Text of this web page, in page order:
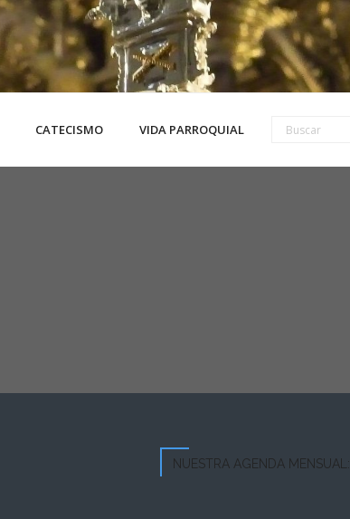
CATECISMO VIDA PARROQUIAL
NUESTRA AGENDA MENSUAL: